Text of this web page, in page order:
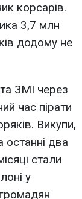
корсарів.
3,7 млн
додому не
ЗМІ через
час пірати
Викупи,
останні два
стали
у